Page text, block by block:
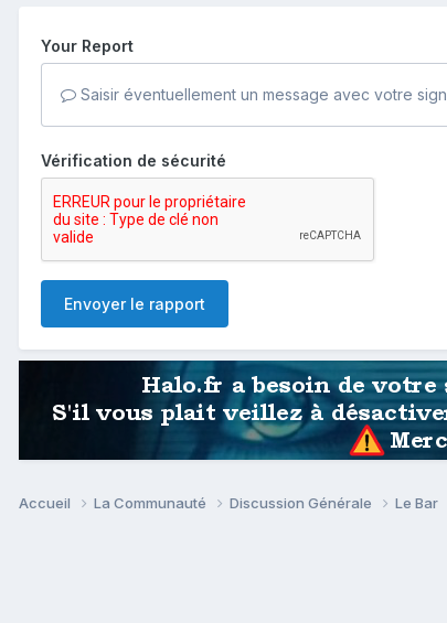
Your Report
Saisir éventuellement un message avec votre
Vérification de sécurité
Envoyer le rapport
Accueil La Communauté Discussion Générale Le Bar